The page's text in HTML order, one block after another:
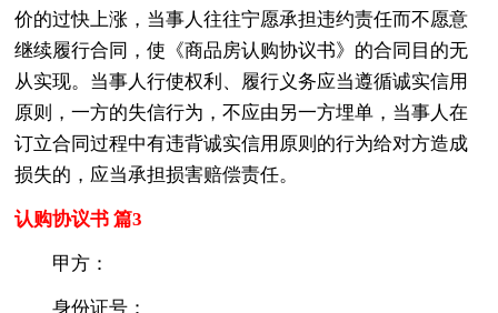
价的过快上涨，当事人往往宁愿承担违约责任而不愿意
继续履行合同，使《商品房认购协议书》的合同目的无
从实现。当事人行使权利、履行义务应当遵循诚实信用
原则，一方的失信行为，不应由另一方埋单，当事人在
订立合同过程中有违背诚实信用原则的行为给对方造成
损失的，应当承担损害赔偿责任。
认购协议书 篇3
甲方：
身份证号：